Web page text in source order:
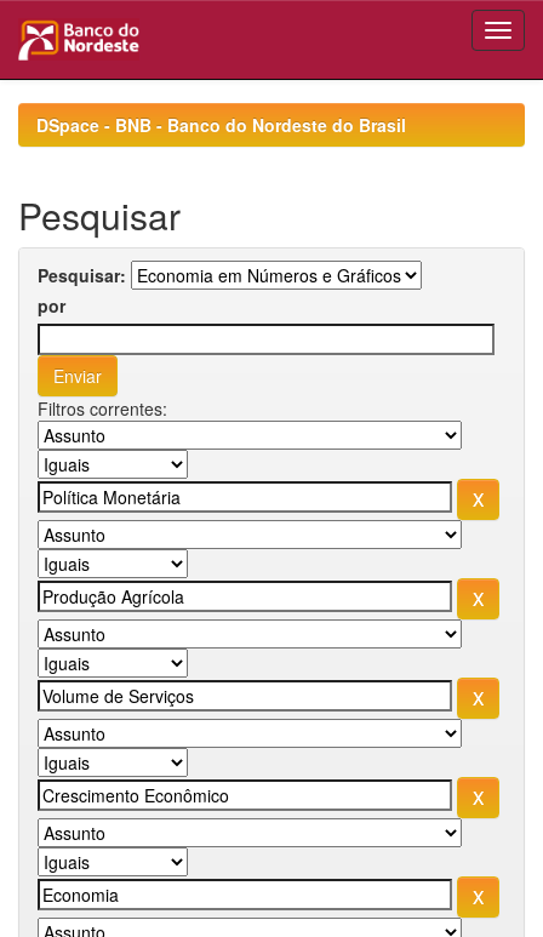
navigationDSpace - BNB - Banco do Nordeste do Brasil
Pesquisar
Pesquisar:
por
Filtros correntes: